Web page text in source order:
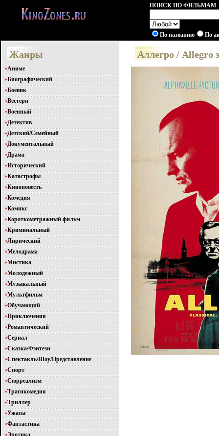
ПОИСК ПО ФИЛЬМАМ
По названию По
Жанры
»Аниме
»Биографический
»Боевик
»Вестерн
»Военный
»Детектив
»Детский/Семейный
»Документальный
»Драма
»Исторический
»Катастрофы
»Киноповесть
»Комедия
»Комикс
»Короткометражный фильм
»Криминальный
»Лирический
»Мелодрама
»Мистика
»Молодежный
»Музыкальный
»Мультфильм
»Обучающий
»Приключения
»Романтический
»Сериал
»Сказка/Фэнтези
»Спектакль/Шоу/Представление
»Спорт
»Сюрреализм
»Трагикомедия
»Триллер
»Ужасы
»Фантастика
»Эротика
Аллегро / Allegro